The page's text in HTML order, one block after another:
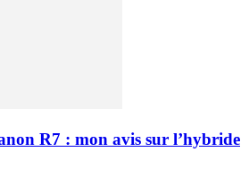
R7 : mon avis sur l’hybride